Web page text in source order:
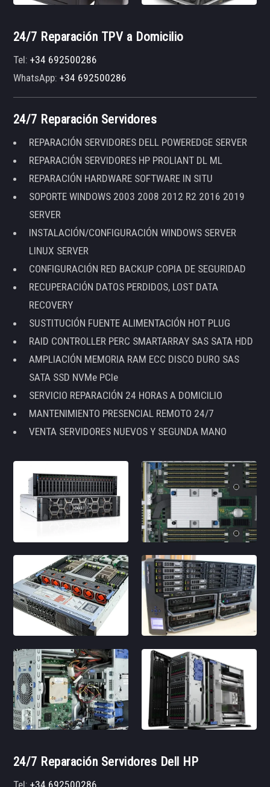
24/7 Reparación TPV a Domicilio
Tel:+34 692500286
WhatsApp:+34 692500286
24/7 Reparación Servidores
REPARACIÓN SERVIDORES DELL POWEREDGE SERVER
REPARACIÓN SERVIDORES HP PROLIANT DL ML
REPARACIÓN HARDWARE SOFTWARE IN SITU
SOPORTE WINDOWS 2003 2008 2012 R2 2016 2019
SERVER
INSTALACIÓN/CONFIGURACIÓN WINDOWS SERVER
LINUX SERVER
CONFIGURACIÓN RED BACKUP COPIA DE SEGURIDAD
RECUPERACIÓN DATOS PERDIDOS, LOST DATA
RECOVERY
SUSTITUCIÓN FUENTE ALIMENTACIÓN HOT PLUG
RAID CONTROLLER PERC SMARTARRAY SAS SATA HDD
AMPLIACIÓN MEMORIA RAM ECC DISCO DURO SAS
SATA SSD NVMe PCIe
SERVICIO REPARACIÓN 24 HORAS A DOMICILIO
MANTENIMIENTO PRESENCIAL REMOTO 24/7
VENTA SERVIDORES NUEVOS Y SEGUNDA MANO
24/7 Reparación Servidores Dell HP
Tel:+34 692500286